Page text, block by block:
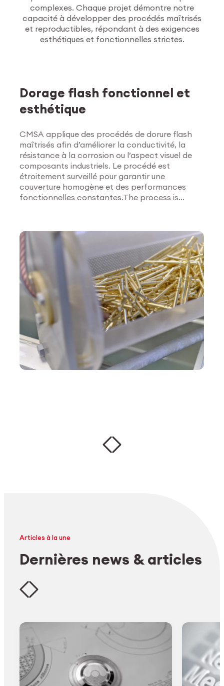
surface
Explorer les traitements
complexes. Chaque projet démontre notre
capacité à développer des procédés maîtrisés
et reproductibles, répondant à des exigences
esthétiques et fonctionnelles strictes.
Dorage flash fonctionnel et
esthétique
CMSA applique des procédés de dorure flash
maîtrisés afin d’améliorer la conductivité, la
résistance à la corrosion ou l’aspect visuel de
composants industriels. Le procédé est
étroitement surveillé pour garantir une
couverture homogène et des performances
fonctionnelles constantes.The process is
Articles à la une
Dernières news & articles